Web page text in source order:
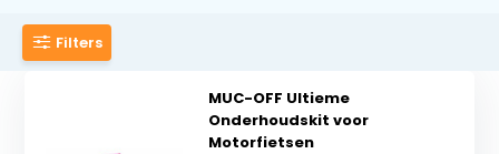
Filters
MUC-OFF Ultieme
Onderhoudskit voor
Motorfietsen